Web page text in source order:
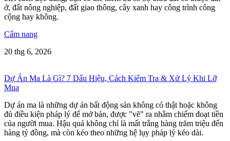
ở, đất nông nghiệp, đất giao thông, cây xanh hay công trình công
cộng hay không.
Cẩm nang
20 thg 6, 2026
Dự Án Ma Là Gì? 7 Dấu Hiệu, Cách Kiểm Tra & Xử Lý Khi Lỡ
Mua
Dự án ma là những dự án bất động sản không có thật hoặc không
đủ điều kiện pháp lý để mở bán, được "vẽ" ra nhằm chiếm đoạt tiền
của người mua. Hậu quả không chỉ là mất trắng hàng trăm triệu đến
hàng tỷ đồng, mà còn kéo theo những hệ lụy pháp lý kéo dài.